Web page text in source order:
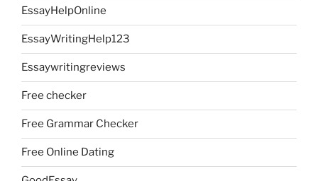
EssayHelpOnline
EssayWritingHelp123
Essaywritingreviews
Free checker
Free Grammar Checker
Free Online Dating